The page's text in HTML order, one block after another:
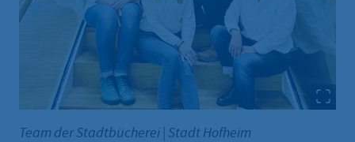
Team der Stadtbücherei Stadt Hofheim